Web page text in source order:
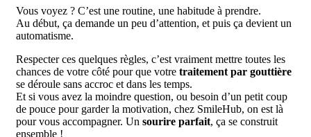
Vous voyez ? C’est une routine, une habitude à prendre.
Au début, ça demande un peu d’attention, et puis ça devient un
automatisme.
Respecter ces quelques règles, c’est vraiment mettre toutes les
chances de votre côté pour que votre traitement par gouttière
se déroule sans accroc et dans les temps.
Et si vous avez la moindre question, ou besoin d’un petit coup
de pouce pour garder la motivation, chez SmileHub, on est là
pour vous accompagner. Un sourire parfait, ça se construit
ensemble !